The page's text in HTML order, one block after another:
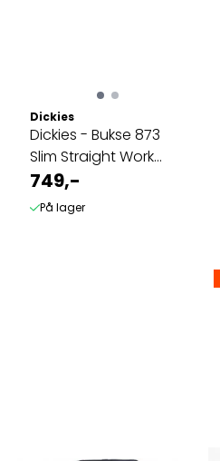
Dickies
Dickies - Bukse 873
Slim Straight Work
Pant - Khaki
749,-
På lager